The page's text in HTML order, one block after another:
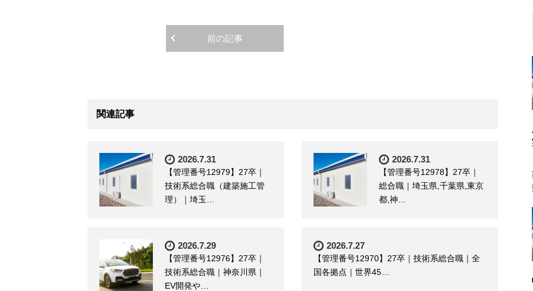
前の記事
関連記事
2026.7.31
【管理番号12979】27卒｜
技術系総合職（建築施工管
理）｜埼玉…
2026.7.31
【管理番号12978】27卒｜
総合職｜埼玉県,千葉県,東京
都,神…
2026.7.29
【管理番号12976】27卒｜
技術系総合職｜神奈川県｜
EV開発や…
2026.7.27
【管理番号12970】27卒｜技術系総合職｜全
国各拠点｜世界45…